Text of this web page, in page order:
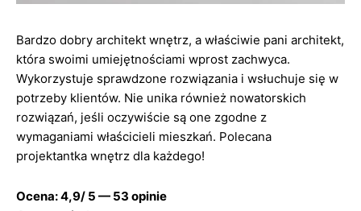
Bardzo dobry architekt wnętrz, a właściwie pani architekt,
która swoimi umiejętnościami wprost zachwyca.
Wykorzystuje sprawdzone rozwiązania i wsłuchuje się w
potrzeby klientów. Nie unika również nowatorskich
rozwiązań, jeśli oczywiście są one zgodne z
wymaganiami właścicieli mieszkań. Polecana
projektantka wnętrz dla każdego!
Ocena: 4,9/ 5 — 53 opinie